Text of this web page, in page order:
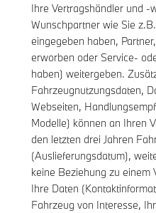
Ihre Vertragshändler und -
Wunschpartner wie Sie
eingegeben haben,
erworben oder Service-
haben) weitergeben.
Fahrzeugnutzungsdaten,
Webseiten,
Modelle) können an Ihren
den letzten drei Jahren
(Auslieferungsdatum),
keine Beziehung zu einem
Ihre Daten
Fahrzeug von Interesse,